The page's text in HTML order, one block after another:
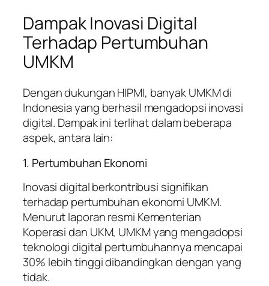
Dampak Inovasi Digital
Terhadap Pertumbuhan
UMKM
Dengan dukungan HIPMI, banyak UMKM di
Indonesia yang berhasil mengadopsi inovasi
digital. Dampak ini terlihat dalam beberapa
aspek, antara lain:
1. Pertumbuhan Ekonomi
Inovasi digital berkontribusi signifikan
terhadap pertumbuhan ekonomi UMKM.
Menurut laporan resmi Kementerian
Koperasi dan UKM, UMKM yang mengadopsi
teknologi digital pertumbuhannya mencapai
30% lebih tinggi dibandingkan dengan yang
tidak.